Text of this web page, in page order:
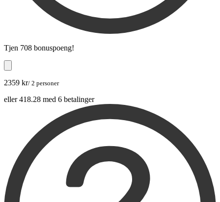
Tjen 708 bonuspoeng!
2359 kr/ 2 personer
eller 418.28 med 6 betalinger